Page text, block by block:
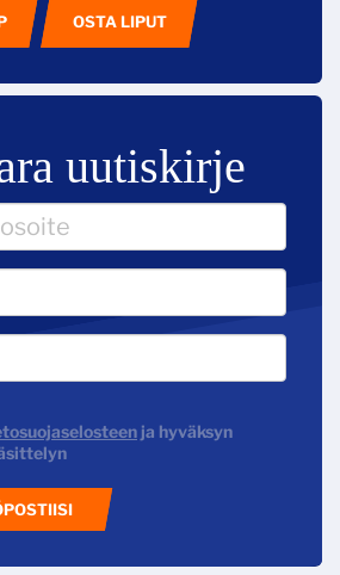
OSTA LIPUT
uutiskirje
ja hyväksyn